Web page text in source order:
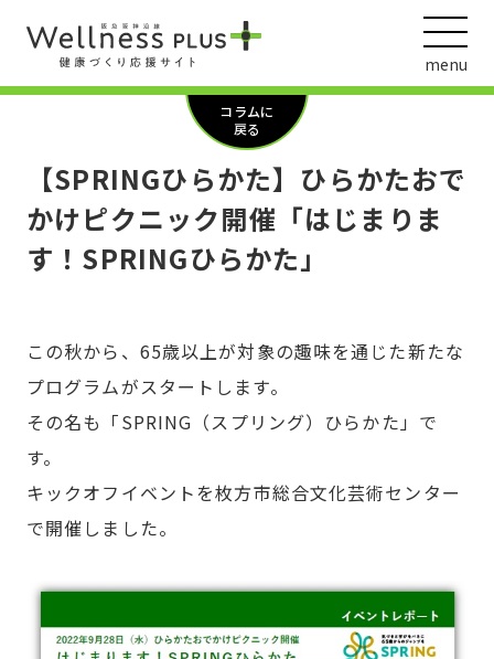
menu
コラムに
戻る
【SPRINGひらかた】ひらかたおで
かけピクニック開催「はじまりま
す！SPRINGひらかた」
この秋から、65歳以上が対象の趣味を通じた新たな
プログラムがスタートします。
その名も「SPRING（スプリング）ひらかた」で
す。
キックオフイベントを枚方市総合文化芸術センター
で開催しました。
ウェルネス動画
ヘルスケアの取組